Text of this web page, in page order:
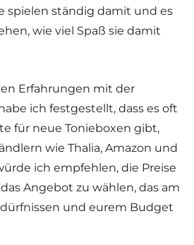
spielen ständig damit und es
wie viel Spaß sie damit
Erfahrungen mit der
ich festgestellt, dass es oft
für neue Tonieboxen gibt,
wie Thalia, Amazon und
ich empfehlen, die Preise
Angebot zu wählen, das am
und eurem Budget